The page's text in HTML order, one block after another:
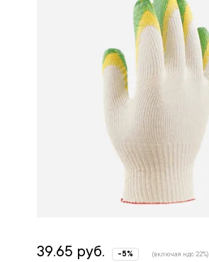
39.65 руб. -5% (включая ндс 22%)